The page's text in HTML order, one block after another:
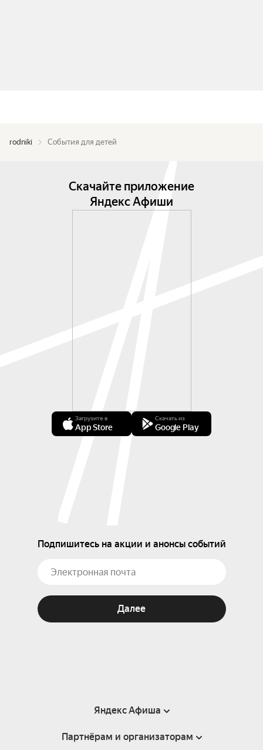
rodniki События для детей
Скачайте приложение
Яндекс Афиши
Загрузите в
App Store
Скачать из
Google Play
Подпишитесь на акции и анонсы событий
Далее
Яндекс Афиша
Справка
Партнёрам и организаторам